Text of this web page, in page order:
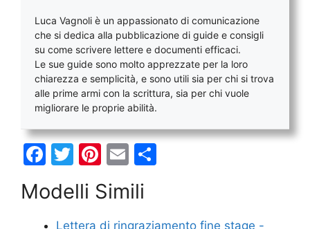
Luca Vagnoli è un appassionato di comunicazione
che si dedica alla pubblicazione di guide e consigli
su come scrivere lettere e documenti efficaci.
Le sue guide sono molto apprezzate per la loro
chiarezza e semplicità, e sono utili sia per chi si trova
alle prime armi con la scrittura, sia per chi vuole
migliorare le proprie abilità.
F
c
e
T
itt
er
Pi
er
e
E
ai
l
di
Modelli Simili
Lettera di ringraziamento fine stage -